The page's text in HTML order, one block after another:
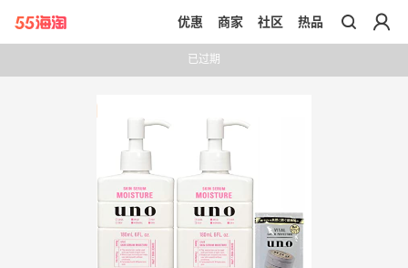
带你去官网买正品
优惠 商家 社区 热品
已过期